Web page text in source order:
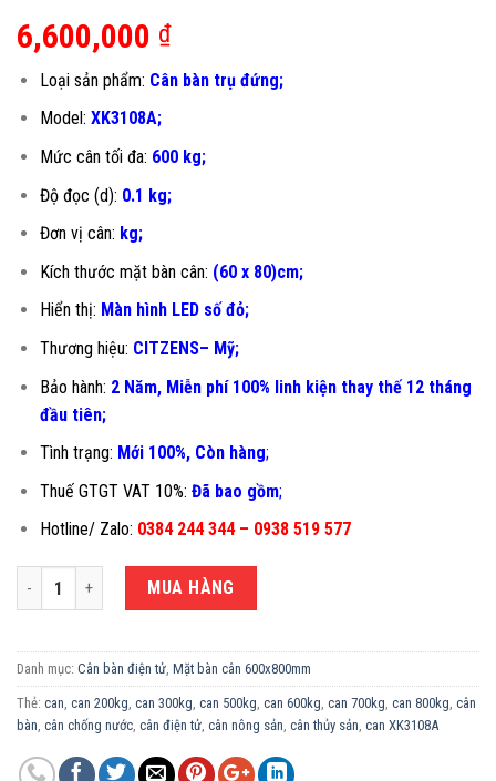
6,600,000 ₫
Loại sản phẩm: Cân bàn trụ đứng;
Model: XK3108A;
Mức cân tối đa: 600 kg;
Độ đọc (d): 0.1 kg;
Đơn vị cân: kg;
Kích thước mặt bàn cân: (60 x 80)cm;
Hiển thị: Màn hình LED số đỏ;
Thương hiệu: CITZENS– Mỹ;
Bảo hành: 2 Năm, Miễn phí 100% linh kiện thay thế 12 tháng
đầu tiên;
Tình trạng: Mới 100%, Còn hàng;
Thuế GTGT VAT 10%: Đã bao gồm;
Hotline/ Zalo: 0384 244 344 – 0938 519 577
CÂN BÀN ĐIỆN TỬ 600KG XK3108A-60X80CM số lượng
MUA HÀNG
Danh mục: Cân bàn điện tử, Mặt bàn cân 600x800mm
Thẻ: can, can 200kg, can 300kg, can 500kg, can 600kg, can 700kg, can 800kg, cân
bàn, cân chống nước, cân điện tử, cân nông sản, cân thủy sản, can XK3108A